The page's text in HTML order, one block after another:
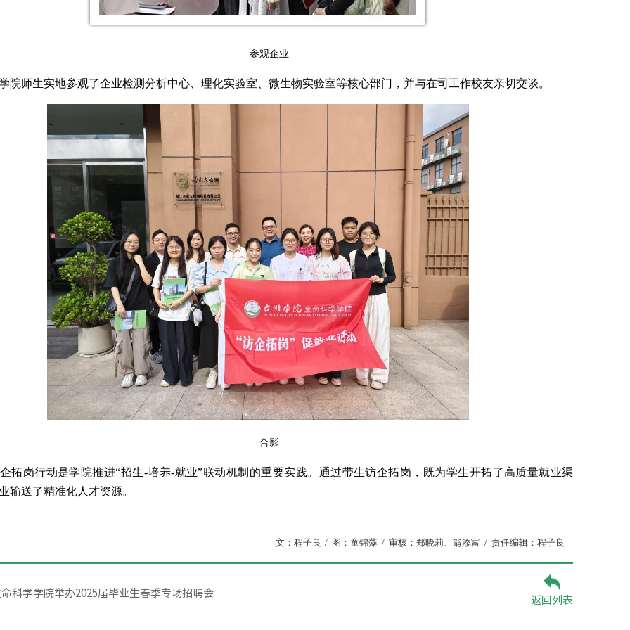
参观企业
院师生实地参观了企业检测分析中心、理化实验室、微生物实验室等核心部门，并与在司工作校友亲切交谈。
合影
拓岗行动是学院推进“招生-培养-就业”联动机制的重要实践。通过带生访企拓岗，既为学生开拓了高质量就业渠
输送了精准化人才资源。
文：程子良 / 图：童锦藻 / 审核：郑晓莉、翁添富 / 责任编辑：程子良
科学学院举办2025届毕业生春季专场招聘会
返回列表